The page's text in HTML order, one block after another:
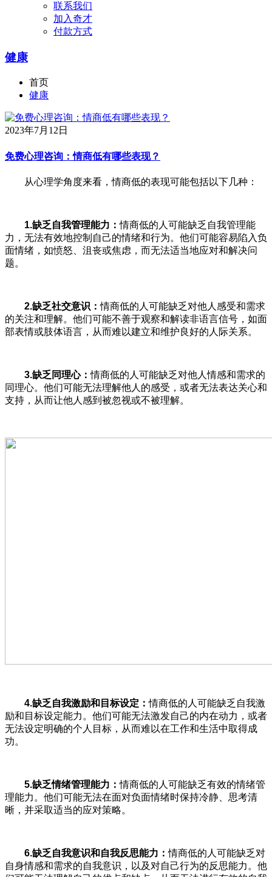
联系我们
加入奇才
付款方式
健康
首页
健康
2023年7月12日
免费心理咨询：情商低有哪些表现？
从心理学角度来看，情商低的表现可能包括以下几种：
1.缺乏自我管理能力：情商低的人可能缺乏自我管理能
力，无法有效地控制自己的情绪和行为。他们可能容易陷入负
面情绪，如愤怒、沮丧或焦虑，而无法适当地应对和解决问
题。
2.缺乏社交意识：情商低的人可能缺乏对他人感受和需求
的关注和理解。他们可能不善于观察和解读非语言信号，如面
部表情或肢体语言，从而难以建立和维护良好的人际关系。
3.缺乏同理心：情商低的人可能缺乏对他人情感和需求的
同理心。他们可能无法理解他人的感受，或者无法表达关心和
支持，从而让他人感到被忽视或不被理解。
4.缺乏自我激励和目标设定：情商低的人可能缺乏自我激
励和目标设定能力。他们可能无法激发自己的内在动力，或者
无法设定明确的个人目标，从而难以在工作和生活中取得成
功。
5.缺乏情绪管理能力：情商低的人可能缺乏有效的情绪管
理能力。他们可能无法在面对负面情绪时保持冷静、思考清
晰，并采取适当的应对策略。
6.缺乏自我意识和自我反思能力：情商低的人可能缺乏对
自身情感和需求的自我意识，以及对自己行为的反思能力。他